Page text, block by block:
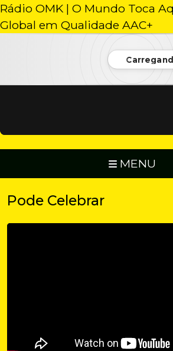
Rádio OMK | O Mundo Toca
Global em Qualidade AAC+
MENU
Pode Celebrar